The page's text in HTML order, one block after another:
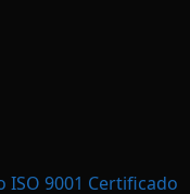
9001 Certificado